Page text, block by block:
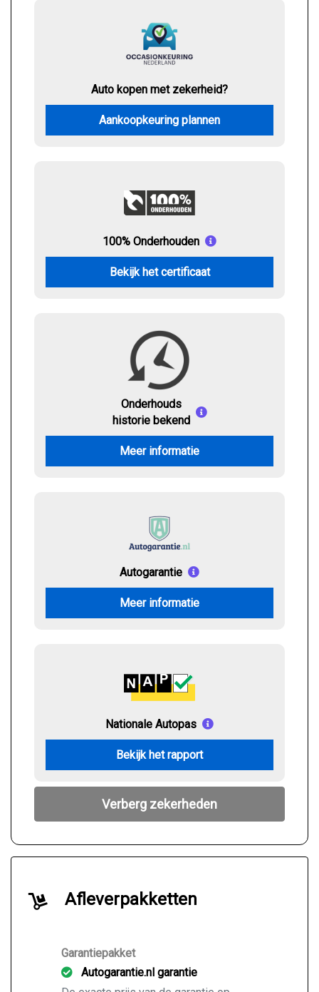
Auto kopen met zekerheid?
Aankoopkeuring plannen
100% Onderhouden
Bekijk het certificaat
Onderhouds
historie bekend
Meer informatie
Autogarantie
Meer informatie
Nationale Autopas
Bekijk het rapport
Verberg zekerheden
Afleverpakketten
Garantiepakket
Autogarantie.nl garantie